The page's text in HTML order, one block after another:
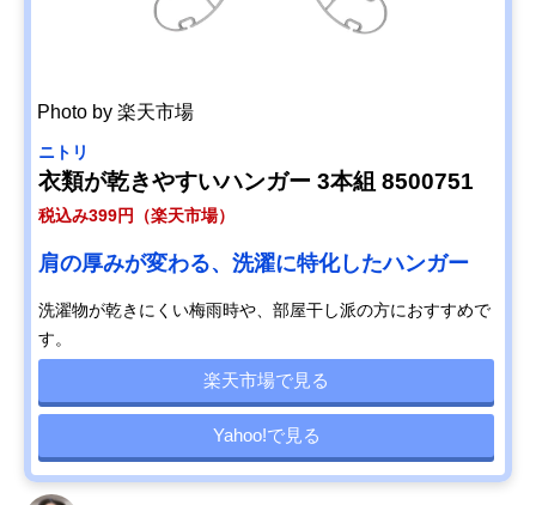
Photo by 楽天市場
ニトリ
衣類が乾きやすいハンガー 3本組 8500751
税込み399円（楽天市場）
肩の厚みが変わる、洗濯に特化したハンガー
洗濯物が乾きにくい梅雨時や、部屋干し派の方におすすめで
す。
楽天市場で見る
Yahoo!で見る